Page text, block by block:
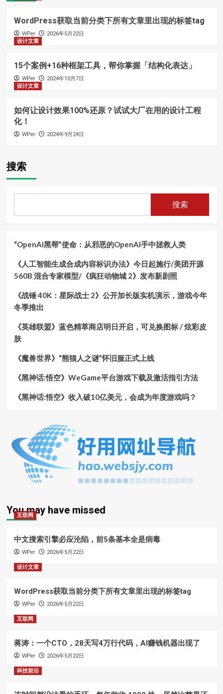
WordPress获取当前分类下所有文章里出现的标签tag
WPer
2026年5月22日
设计文章
15个案例+16种框架工具，帮你掌握「结构化表达」
WPer
2024年10月7日
设计文章
如何让设计效果100%还原？试试大厂在用的设计工程
化！
WPer 2024年9月24日
搜索
搜索
“OpenAI黑帮”使命：从邪恶的OpenAI手中拯救人类
《人工智能生成合成内容标识办法》今日起施行/美团开源
560B 混合专家模型/《疯狂动物城 2》发布新剧照
《战锤 40K：星际战士 2》公开加长版实机演示，游戏今年
冬季推出
《英雄联盟》蓝色精萃商店明日开启，可兑换图标 / 炫彩皮
肤
《魔兽世界》“熊猫人之谜”怀旧服正式上线
《黑神话:悟空》WeGame平台游戏下载及激活指引方法
《黑神话:悟空》收入破10亿美元，会成为年度游戏吗？
You may have missed
互联网
中文搜索引擎必应沦陷，前5条基本全是病毒
WPer 2026年5月22日
设计文章
WordPress获取当前分类下所有文章里出现的标签tag
WPer 2026年5月22日
互联网
蒋涛：一个CTO，28天写4万行代码，AI赚钱机器出现了
WPer 2026年5月22日
科技前沿